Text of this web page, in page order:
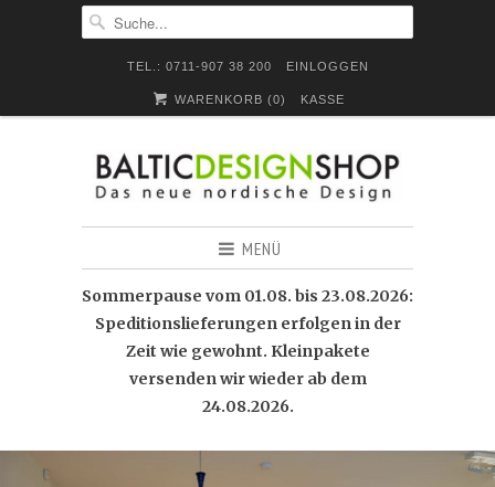
TEL.: 0711-907 38 200 EINLOGGEN
WARENKORB (0) KASSE
MENÜ
Sommerpause vom 01.08. bis 23.08.2026:
Speditionslieferungen erfolgen in der
Zeit wie gewohnt. Kleinpakete
versenden wir wieder ab dem
24.08.2026.